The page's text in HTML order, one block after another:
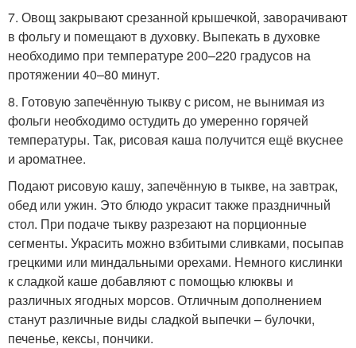
7. Овощ закрывают срезанной крышечкой, заворачивают
в фольгу и помещают в духовку. Выпекать в духовке
необходимо при температуре 200–220 градусов на
протяжении 40–80 минут.
8. Готовую запечённую тыкву с рисом, не вынимая из
фольги необходимо остудить до умеренно горячей
температуры. Так, рисовая каша получится ещё вкуснее
и ароматнее.
Подают рисовую кашу, запечённую в тыкве, на завтрак,
обед или ужин. Это блюдо украсит также праздничный
стол. При подаче тыкву разрезают на порционные
сегменты. Украсить можно взбитыми сливками, посыпав
грецкими или миндальными орехами. Немного кислинки
к сладкой каше добавляют с помощью клюквы и
различных ягодных морсов. Отличным дополнением
станут различные виды сладкой выпечки – булочки,
печенье, кексы, пончики.